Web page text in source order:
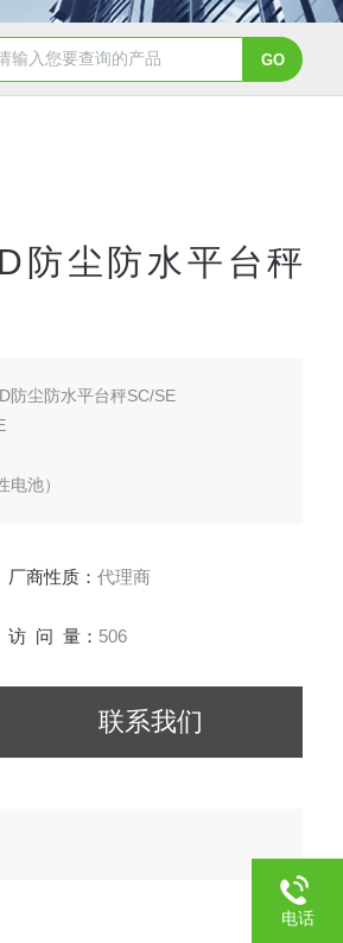
*氧化铝粉 AA-07工业级精品
防尘防水平台秤
防尘防水平台秤SC/SE
池）
厂商性质：代理商
访 问 量： 506
联系我们
电话